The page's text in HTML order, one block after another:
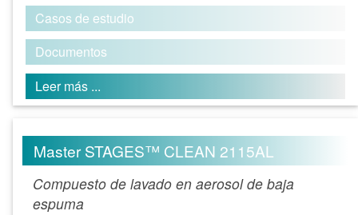
Casos de estudio
Documentos
Leer más ...
Master STAGES™ CLEAN 2115AL
Compuesto de lavado en aerosol de baja
espuma